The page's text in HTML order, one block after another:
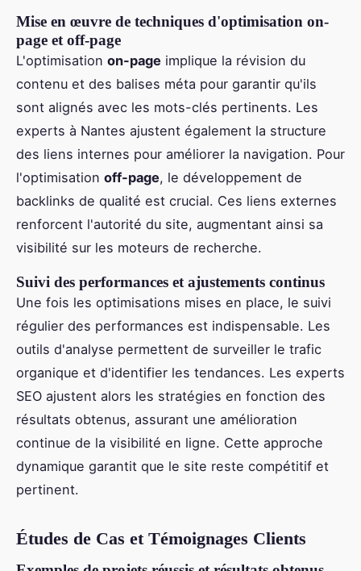
Mise en œuvre de techniques d'optimisation on-
page et off-page
L'optimisation on-page implique la révision du
contenu et des balises méta pour garantir qu'ils
sont alignés avec les mots-clés pertinents. Les
experts à Nantes ajustent également la structure
des liens internes pour améliorer la navigation. Pour
l'optimisation off-page, le développement de
backlinks de qualité est crucial. Ces liens externes
renforcent l'autorité du site, augmentant ainsi sa
visibilité sur les moteurs de recherche.
Suivi des performances et ajustements continus
Une fois les optimisations mises en place, le suivi
régulier des performances est indispensable. Les
outils d'analyse permettent de surveiller le trafic
organique et d'identifier les tendances. Les experts
SEO ajustent alors les stratégies en fonction des
résultats obtenus, assurant une amélioration
continue de la visibilité en ligne. Cette approche
dynamique garantit que le site reste compétitif et
pertinent.
Études de Cas et Témoignages Clients